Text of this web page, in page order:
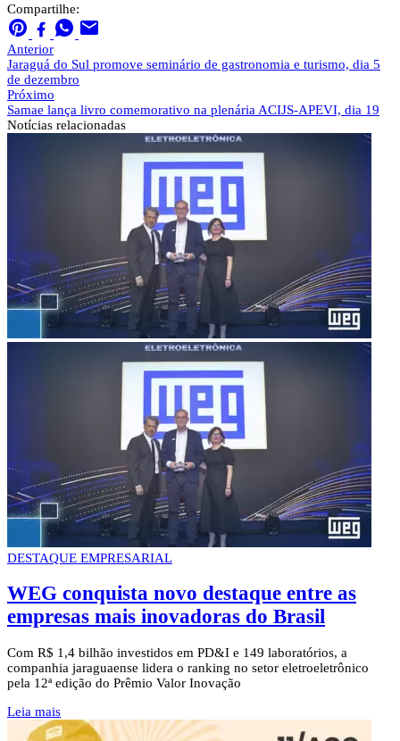
Compartilhe:
Anterior
Jaraguá do Sul promove seminário de gastronomia e turismo, dia 5
de dezembro
Próximo
Samae lança livro comemorativo na plenária ACIJS-APEVI, dia 19
Notícias relacionadas
DESTAQUE EMPRESARIAL
WEG conquista novo destaque entre as
empresas mais inovadoras do Brasil
Com R$ 1,4 bilhão investidos em PD&I e 149 laboratórios, a
companhia jaraguaense lidera o ranking no setor eletroeletrônico
pela 12ª edição do Prêmio Valor Inovação
Leia mais